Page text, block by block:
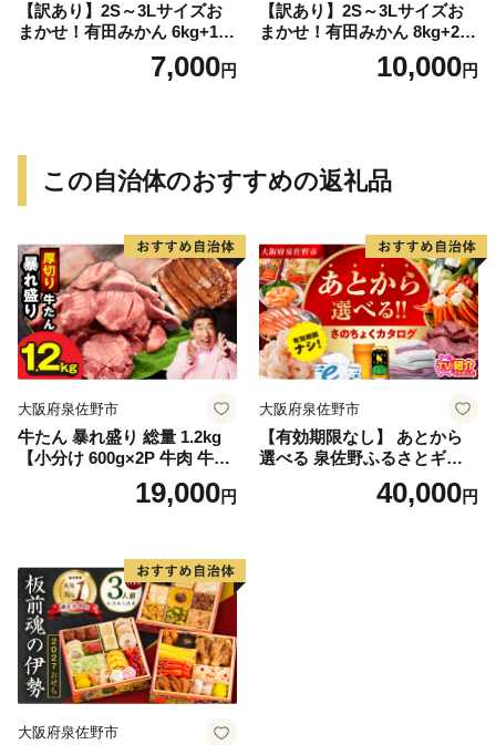
【訳あり】2S～3Lサイズお
まかせ！有田みかん 6kg+1kg
保証分 11月から12月下旬ま
でに順次発送致します。 / 訳
7,000円
【訳あり】2S～3Lサイズお
まかせ！有田みかん 8kg+2kg
保証分 11月から12月下旬ま
でに順次発送致します。 / 訳
10,000円
この自治体のおすすめの返礼品
大阪府泉佐野市
牛たん 暴れ盛り 総量 1.2kg
【小分け 600g×2P 牛肉 牛タ
ン 牛たん 厚切り牛タン 焼肉
BBQ キャンプ 焼くだけ 簡単
19,000円
大阪府泉佐野市
【有効期限なし】 あとから
選べる 泉佐野ふるさとギフ
ト（寄附40,000円コース）
【4000品以上掲載 高評価 カ
40,000円
大阪府泉佐野市